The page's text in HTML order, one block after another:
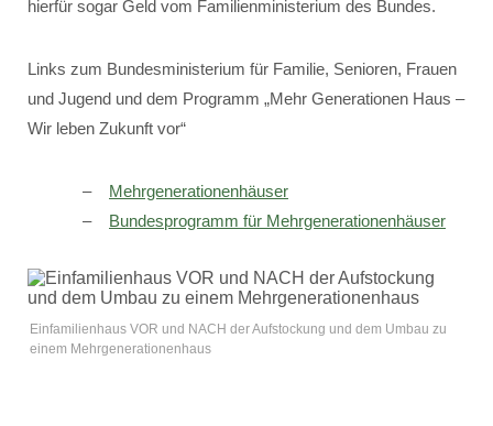
hierfür sogar Geld vom Familienministerium des Bundes.
Links zum Bundesministerium für Familie, Senioren, Frauen
und Jugend und dem Programm „Mehr Generationen Haus –
Wir leben Zukunft vor“
Mehrgenerationenhäuser
Bundesprogramm für Mehrgenerationenhäuser
Einfamilienhaus VOR und NACH der Aufstockung und dem Umbau zu
einem Mehrgenerationenhaus